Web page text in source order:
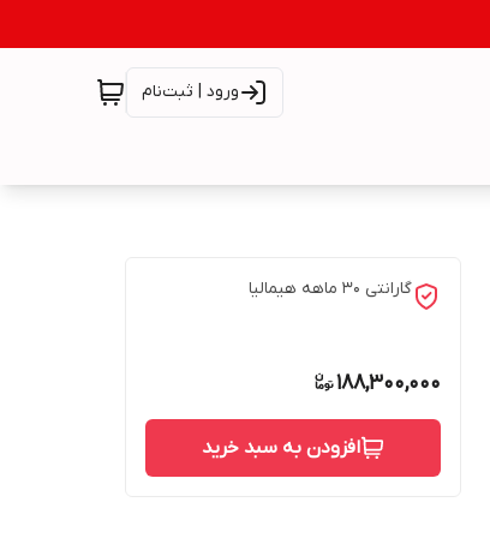
ورود | ثبت‌نام
گارانتی ۳۰ ماهه هیمالیا
188,300,000
افزودن به سبد خرید